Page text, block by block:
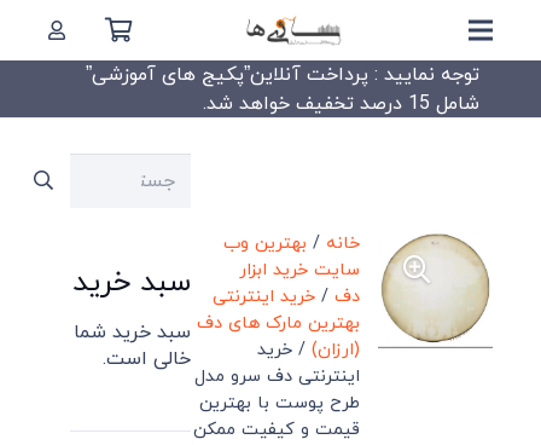
توجه نمایید : پرداخت آنلاین”پکیج های آموزشی”
شامل 15 درصد تخفیف خواهد شد.
خانه / بهترین وب
سایت خرید ابزار
دف /خرید اینترنتی
بهترین مارک های دف
(ارزان) / خرید
اینترنتی دف سرو مدل
طرح پوست با بهترین
قیمت و کیفیت ممکن
جستجو
سبد خرید
سبد خرید شما
خالی است.